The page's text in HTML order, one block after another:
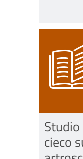
cieco